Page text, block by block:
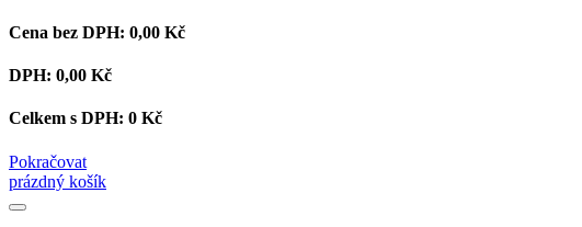
Cena bez DPH: 0,00 Kč
DPH: 0,00 Kč
Celkem s DPH: 0 Kč
Pokračovat
prázdný košík